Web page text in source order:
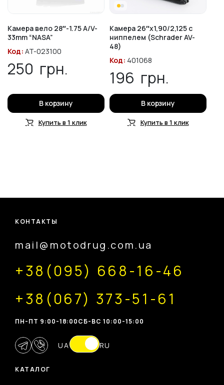
Камера вело 28″-1.75 A/V-
33mm “NASA”
Код: AT-023100
250 грн.
В корзину
Купить в 1 клик
Камера 26″х1,90/2,125 с
ниппелем (Schrader AV-
48)
Код: 401068
196 грн.
В корзину
Купить в 1 клик
КАТАЛОГ
КОНТАКТЫ
mail@motodrug.com.ua
+38(095) 668-16-46
+38(067) 373-51-61
ПН-ПТ 9:00-18:00CБ-ВС 10:00-15:00
UA RU